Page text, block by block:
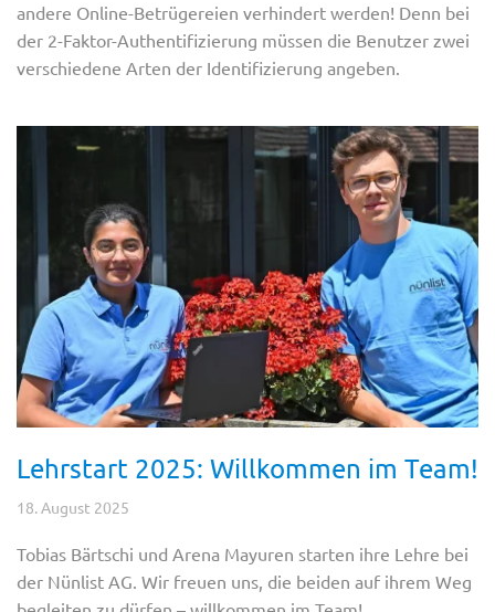
andere Online-Betrügereien verhindert werden! Denn bei
der 2-Faktor-Authentifizierung müssen die Benutzer zwei
verschiedene Arten der Identifizierung angeben.
Lehrstart 2025: Willkommen im Team!
18. August 2025
Tobias Bärtschi und Arena Mayuren starten ihre Lehre bei
der Nünlist AG. Wir freuen uns, die beiden auf ihrem Weg